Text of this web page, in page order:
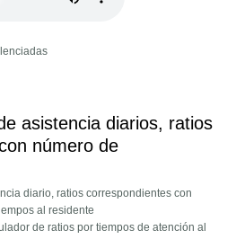
asistencia diarios, ratios
número de
de ratios por tiempos de atención al